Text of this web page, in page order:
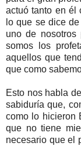
actuó tanto en él
lo que se dice
uno de nosotros
somos los
aquellos que
que como
Esto nos habla
sabiduría que,
como lo hicieron
que no tiene
necesario que el